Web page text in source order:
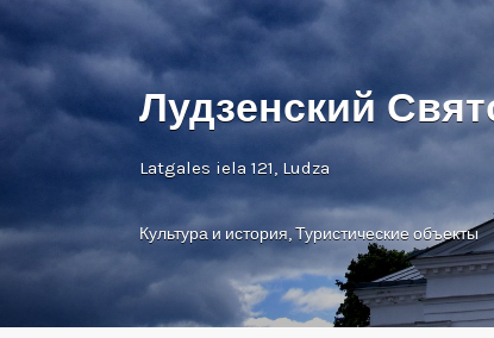
Лудзенский
Latgales iela 121, Ludza
Культура и история,Туристические объекты